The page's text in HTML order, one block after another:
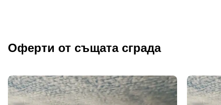
Оферти от същата сграда